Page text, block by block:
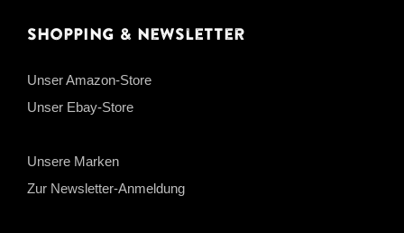
Shopping & Newsletter
Unser Amazon-Store
Unser Ebay-Store
Unsere Marken
Zur Newsletter-Anmeldung